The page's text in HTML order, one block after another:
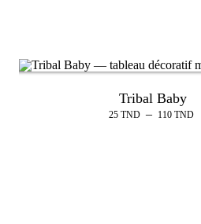
Tribal Baby
25 TND – 110 TND